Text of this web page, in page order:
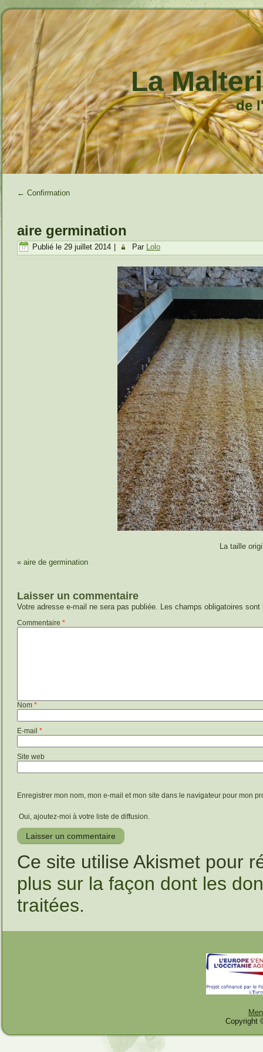
La
de
← Confirmation
aire germination
Publié le 29 juillet 2014 Par Lolo
La taille
« aire de germination
Laisser un commentaire
Votre adresse e-mail ne sera pas publiée. Les champs obligatoires
Commentaire *
Nom *
E-mail *
Site web
Enregistrer mon nom, mon e-mail et mon site dans le navigateur pour mon
Oui, ajoutez-moi à votre liste de diffusion.
Ce site utilise Akismet pour
plus sur la façon dont les
traitées.
Copyright